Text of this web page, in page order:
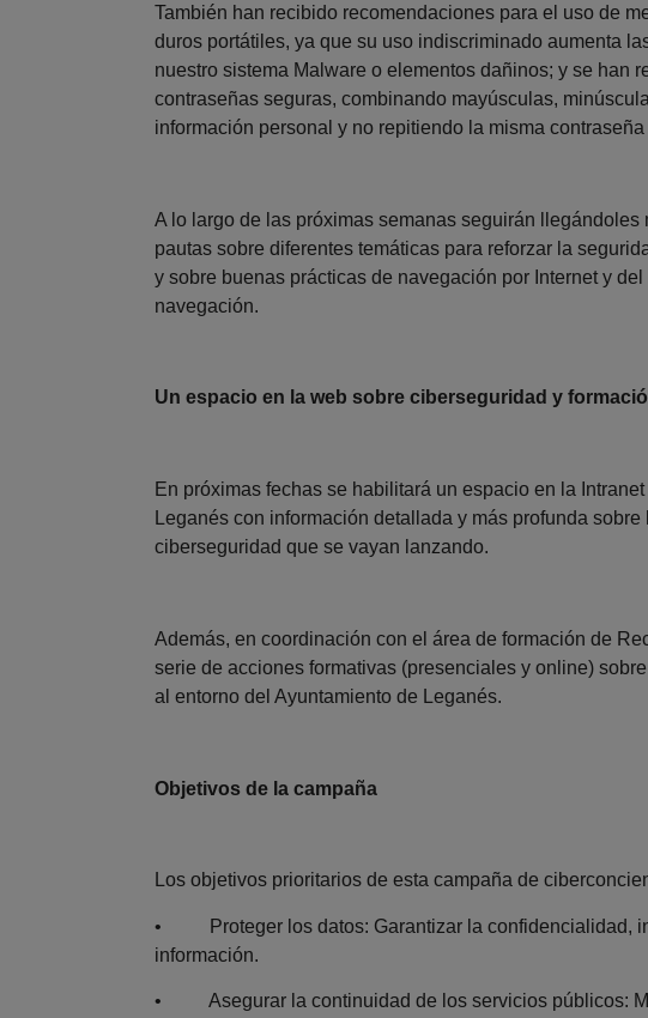
También han recibido recomendaciones para el uso de
duros portátiles, ya que su uso indiscriminado aumenta
nuestro sistema Malware o elementos dañinos; y se han
contraseñas seguras, combinando mayúsculas,
información personal y no repitiendo la misma
A lo largo de las próximas semanas seguirán
pautas sobre diferentes temáticas para reforzar la
y sobre buenas prácticas de navegación por Internet y
navegación.
Un espacio en la web sobre ciberseguridad y
En próximas fechas se habilitará un espacio en la
Leganés con información detallada y más profunda
ciberseguridad que se vayan lanzando.
Además, en coordinación con el área de formación de
serie de acciones formativas (presenciales y online)
al entorno del Ayuntamiento de Leganés.
Objetivos de la campaña
Los objetivos prioritarios de esta campaña de
• Proteger los datos: Garantizar la confidencialidad,
información.
• Asegurar la continuidad de los servicios públicos: